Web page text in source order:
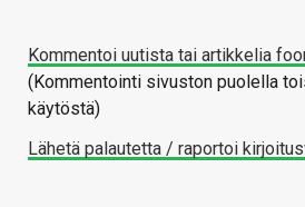
Kommentoi uutista tai artikkelia
(Kommentointi sivuston puolella
käytöstä)
Lähetä palautetta / raportoi